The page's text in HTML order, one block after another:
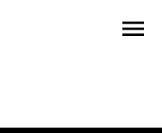
menu